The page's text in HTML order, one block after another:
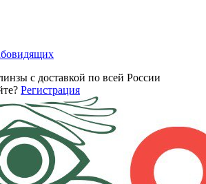
с доставкой по всей России
Регистрация